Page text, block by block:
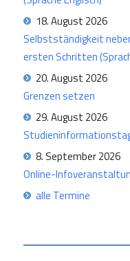
18. August 2026
Selbstständigkeit
ersten Schritten
20. August 2026
Grenzen setzen
29. August 2026
8. September 2026
Online-
alle Termine